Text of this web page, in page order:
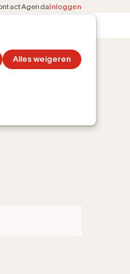
Alles weigeren
AgendaInloggen